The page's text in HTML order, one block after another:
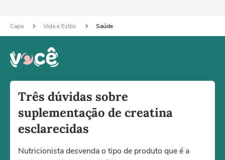
Capa Vida e Estilo Saúde
Três dúvidas sobre
suplementação de creatina
esclarecidas
Nutricionista desvenda o tipo de produto que é a